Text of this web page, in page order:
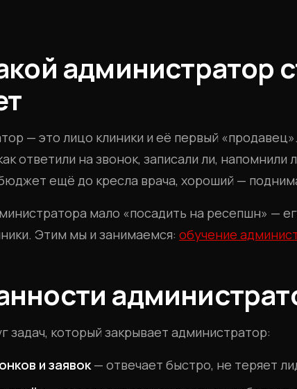
администратор
— это лицо клиники и её первый
ответили на звонок, записали ли,
ещё до кресла врача, хороший —
мало «посадить на ресепшн» —
Этим мы и занимаемся: обучение
задач, который закрывает администратор:
и заявок— отвечает быстро, не теряет